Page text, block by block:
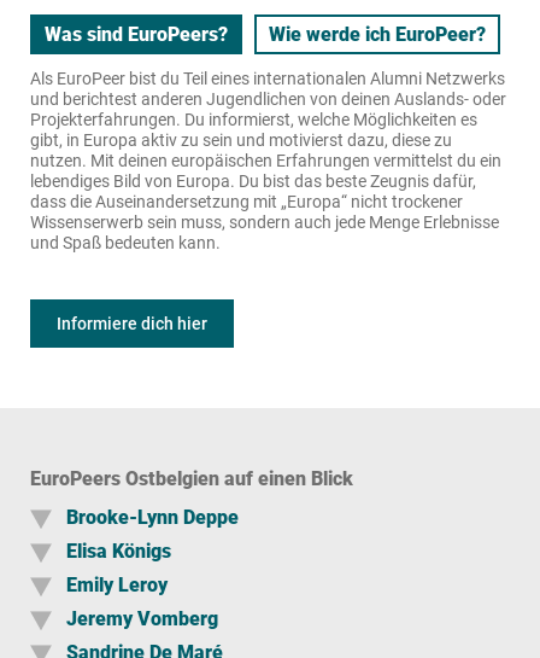
Was sind EuroPeers? Wie werde ich EuroPeer?
Als EuroPeer bist du Teil eines internationalen Alumni Netzwerks
und berichtest anderen Jugendlichen von deinen Auslands- oder
Projekterfahrungen. Du informierst, welche Möglichkeiten es
gibt, in Europa aktiv zu sein und motivierst dazu, diese zu
nutzen. Mit deinen europäischen Erfahrungen vermittelst du ein
lebendiges Bild von Europa. Du bist das beste Zeugnis dafür,
dass die Auseinandersetzung mit „Europa“ nicht trockener
Wissenserwerb sein muss, sondern auch jede Menge Erlebnisse
und Spaß bedeuten kann.
dich unverbindlich untererasmusplus@jugendbuero.be
wirst an einem internationalen Training Course teilnehmen, um
das Netzwerk und seine Möglichkeiten besser kennenzulernen
Informiere dich hier
EuroPeers Ostbelgien auf einen Blick
Brooke-Lynn Deppe
Name:
Elisa Königs
Name:
Emily Leroy
Name:
Emily Leroy
Jeremy Vomberg
Name:
Jeremy Vomberg
Sandrine De Maré